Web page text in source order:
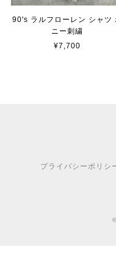
90's ラルフローレン シャツ
ニー刺繍
¥7,700
プライバシーポリシ